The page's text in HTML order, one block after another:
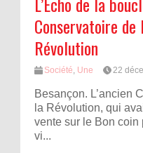
Conservatoire
Révolution
Société, Une 22
Besançon. L’ancien
la Révolution, qui
vente sur le Bon
vi...